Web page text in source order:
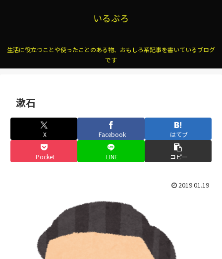
いるぶろ
生活に役立つことや使ったことのある物、おもしろ系記事を書いているブログ
です
漱石
X Facebook はてブ
Pocket LINE コピー
2019.01.19